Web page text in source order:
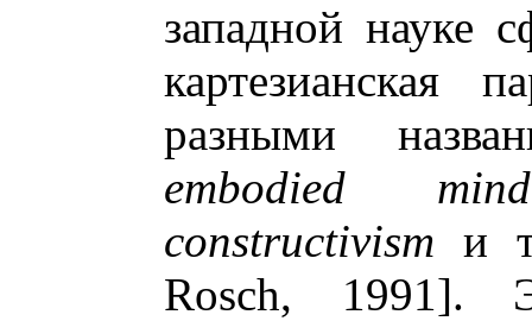
западной науке
картезианская
разными
embodied
constructivism и
Rosch, 1991].